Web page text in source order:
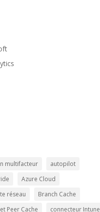
multifacteur
autopilot
Azure Cloud
réseau
Branch Cache
Peer Cache
connecteur Intune